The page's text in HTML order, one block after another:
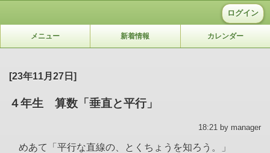
ログイン
メニュー 新着情報 カレンダー
[23年11月27日]
４年生 算数「垂直と平行」
18:21 by manager
めあて「平行な直線の、とくちょうを知ろう。」